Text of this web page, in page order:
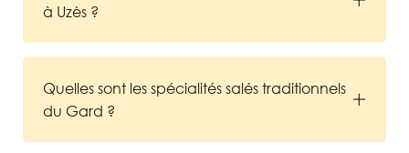
à Uzès ?
Quelles sont les spécialités salés traditionnels
du Gard ?